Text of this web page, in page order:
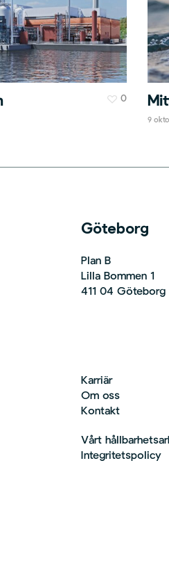
0
9
Göteborg
Plan B
Lilla Bommen 1
411 04 Göteborg
Karriär
Om oss
Kontakt
Vårt
Integritetspolicy